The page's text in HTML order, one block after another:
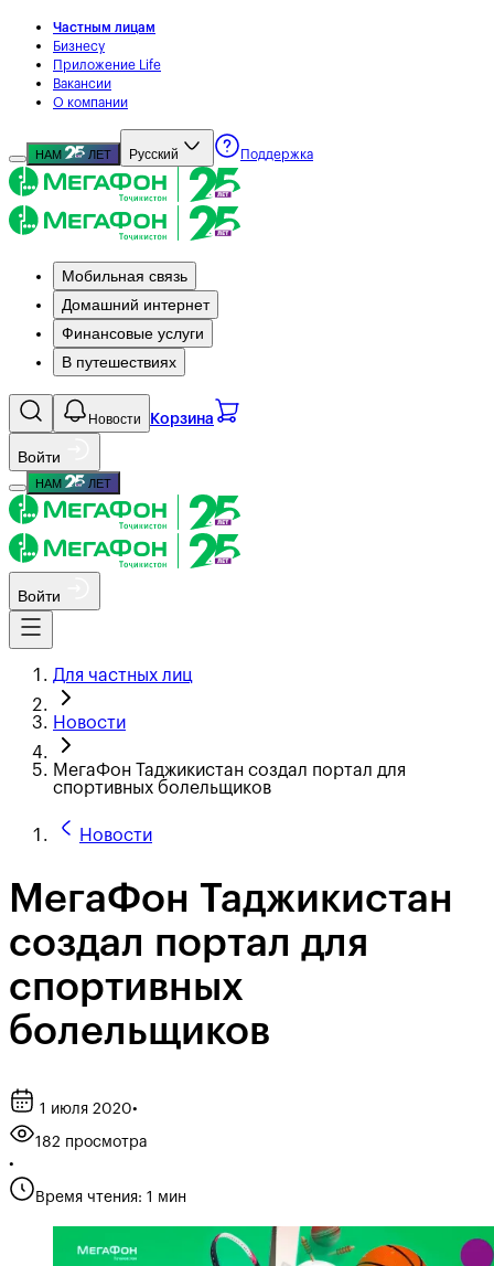
Частным лицам
Бизнесу
Приложение Life
Вакансии
О компании
НАМ ЛЕТ Русский Поддержка
Мобильная связь
Домашний интернет
Финансовые услуги
В путешествиях
Новости Корзина
Войти
НАМ ЛЕТ
Войти
Для частных лиц
Новости
МегаФон Таджикистан создал портал для
спортивных болельщиков
Новости
МегаФон Таджикистан
создал портал для
спортивных
болельщиков
1 июля 2020•
182 просмотра
•
Время чтения: 1 мин